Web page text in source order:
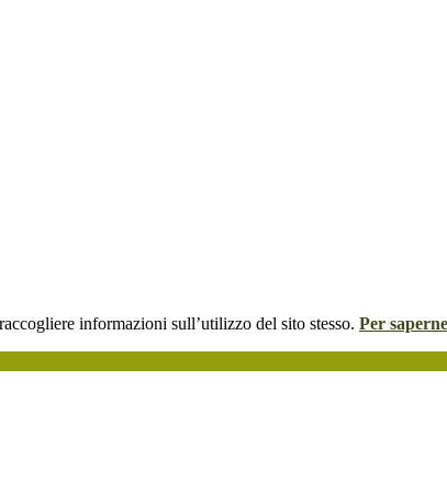
informazioni sull’utilizzo del sito stesso. Per